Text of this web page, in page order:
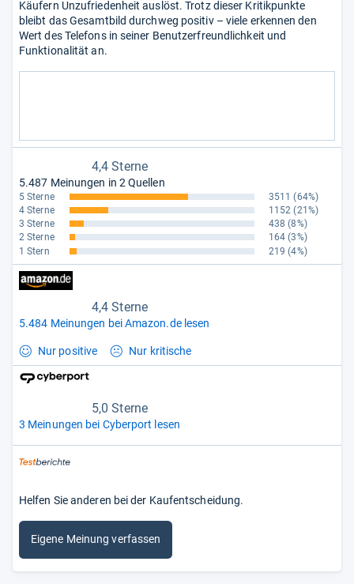
Käufern Unzufriedenheit auslöst. Trotz dieser Kritikpunkte
bleibt das Gesamtbild durchweg positiv – viele erkennen den
Wert des Telefons in seiner Benutzerfreundlichkeit und
Funktionalität an.
4,4 Sterne
5.487 Meinungen in 2 Quellen
5 Sterne 3511 (64%)
4 Sterne
1152 (21%)
3 Sterne
438 (8%)
2 Sterne
164 (3%)
1 Stern
219 (4%)
4,4 Sterne
5.484 Meinungen bei Amazon.de lesen
Nur positive Nur kritische
5,0 Sterne
3 Meinungen bei Cyberport lesen
Helfen Sie anderen bei der Kaufentscheidung.
Eigene Meinung verfassen